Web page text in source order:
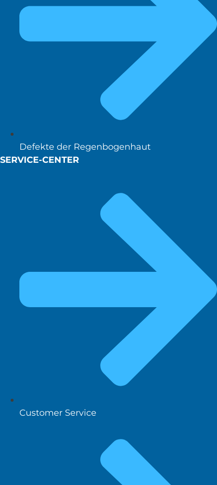
Defekte der Regenbogenhaut
SERVICE-CENTER
Customer Service